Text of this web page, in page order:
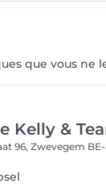
que vous ne
Kelly &
96,Zwevegem